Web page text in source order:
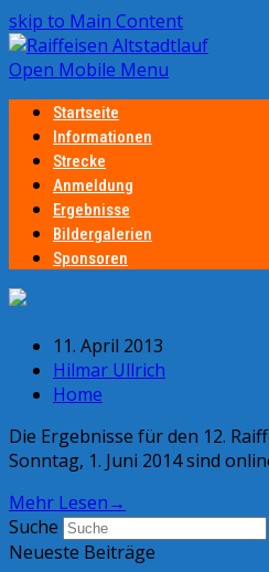
skip to Main Content
Open Mobile Menu
Startseite
Informationen
Strecke
Anmeldung
Ergebnisse
Bildergalerien
Sponsoren
11. April 2013
Hilmar Ullrich
Home
Die Ergebnisse für den 12.
Sonntag, 1. Juni 2014 sind
Mehr Lesen→
Suche
Neueste Beiträge